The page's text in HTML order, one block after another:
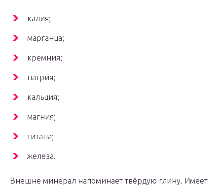
калия;
марганца;
кремния;
натрия;
кальция;
магния;
титана;
железа.
Внешне минерал напоминает твёрдую глину. Имеет